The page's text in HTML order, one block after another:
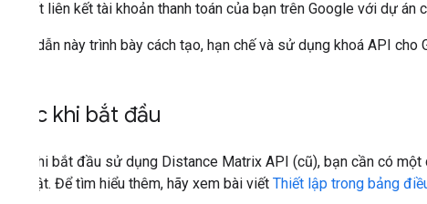
nhất liên kết tài khoản thanh toán của bạn trên Google với dự án
dẫn này trình bày cách tạo, hạn chế và sử dụng khoá API
Trước khi bắt đầu
khi bắt đầu sử dụng Distance Matrix API (cũ), bạn cần có
bật. Để tìm hiểu thêm, hãy xem bài viết Thiết lập trong bảng